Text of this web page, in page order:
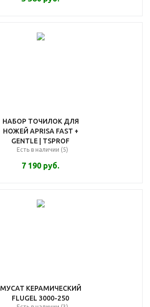
НАБОР ТОЧИЛОК ДЛЯ
НОЖЕЙ APRISA FAST +
GENTLE | TSPROF
Есть в наличии (5)
7 190 руб.
МУСАТ КЕРАМИЧЕСКИЙ
FLUGEL 3000-250